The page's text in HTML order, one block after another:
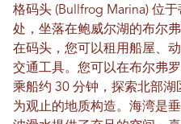
格码头 (Bullfrog Marina) 位
处，坐落在鲍威尔湖的布尔
在码头，您可以租用船屋、
交通工具。您可以在布尔弗
乘船约 30 分钟，探索北部
为观止的地质构造。海湾是